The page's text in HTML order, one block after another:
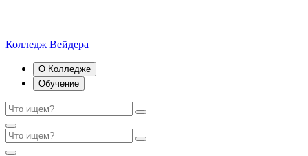
Колледж Вейдера
О Колледже
Обучение